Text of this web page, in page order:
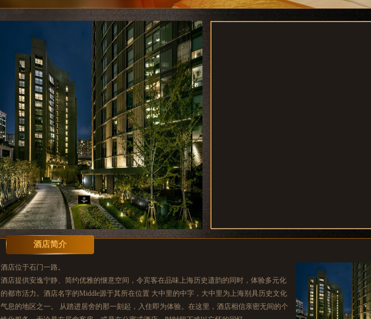
酒店简介
酒店位于石门一路。
酒店提供安逸宁静、简约优雅的惬意空间，令宾客在品味上海历史遗韵的同时，体验多元化
的都市活力。酒店名字的Middle源于其所在位置 大中里的中字，大中里为上海别具历史文化
气息的地区之一。 从踏进居舍的那一刻起，入住即为体验。在这里，酒店相信亲密无间的个